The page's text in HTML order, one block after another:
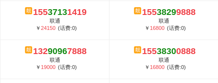
15537131419
联通
￥24150 (话费:0)
15538299888
联通
￥ 16800 (话费:0)
13290967888
联通
￥ 19000 (话费:0)
15538300888
联通
￥ 16800 (话费:0)